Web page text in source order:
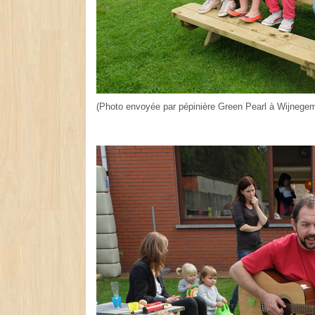
(Photo envoyée par pépinière Green Pearl à